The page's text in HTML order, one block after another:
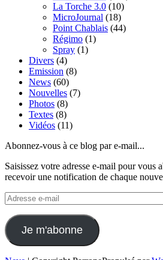
La Torche 3.0 (10)
MicroJournal (18)
Point Chablais (44)
Régimo (1)
Spray (1)
Divers (4)
Emission (8)
News (60)
Nouvelles (7)
Photos (8)
Textes (8)
Vidéos (11)
Abonnez-vous à ce blog par e-mail...
Saisissez votre adresse e-mail pour vous
recevoir une notification de chaque
Adresse
e-
mail
Je m'abonne